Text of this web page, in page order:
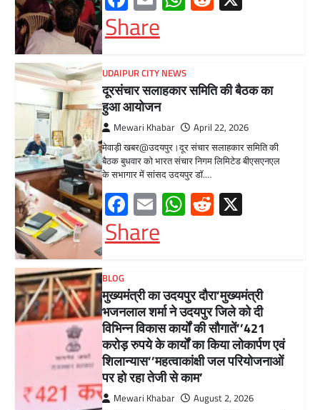
BLOG
मुख्यमंत्री का उदयपुर दौरा’मुख्यमंत्री
भजनलाल शर्मा ने उदयपुर जिले को दी
विभिन्न विकास कार्यों की सौगातें’’421
करोड़ रुपये के कार्यों का किया लोकार्पण एवं
शिलान्यास’’महत्वाकांक्षी जल परियोजनाओं
पर हो रहा तेजी से काम’
Mewari Khabar August 2, 2026
मेवाड़ी खबर@उदयपुर/जयपुर। मुख्यमंत्री भजनलाल शर्मा
ने कहा कि राज्य सरकार ने राजस्थान के विकास का
रोडमैप बनाया, जिसके तहत पानी,…
Facebook
EmailWhatsApp
Reddit
X
Share
BLOG
मुख्यमंत्री ने उदयपुर में शहरी सेवा शिविर
का किया निरीक्षणसेवा शिविरों के माध्यम से
अंतिम व्यक्ति तक पहुंच रही
सरकारआमजन शिविरों का लें अधिकाधिक
लाभ, लोगों की समस्याओं का हर हाल में हो
समाधान, अधिकारी नहीं
Mewari Khabar June 17, 2026